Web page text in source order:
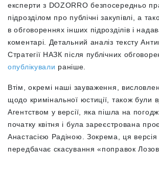
експерти з DOZORRO безпосередньо
підрозділом про публічні закупівлі, а
в обговореннях інших підрозділів і
коментарі. Детальний аналіз тексту
Стратегії НАЗК після публічних
опублікували раніше.
Втім, окремі наші зауваження,
щодо кримінальної юстиції, також були
Агентством у версії, яка пішла на
початку квітня і була зареєстрована
Анастасією Радіною. Зокрема, ця версія
передбачає скасування «поправок